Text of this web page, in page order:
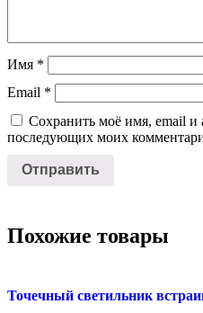
Имя *
Email *
Сохранить моё имя, email и
последующих моих
Похожие товары
Точечный светильник